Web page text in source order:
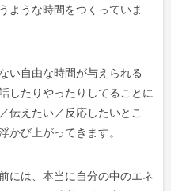
ような時間をつくっていま
い自由な時間が与えられる
したりやったりしてることに
伝えたい／反応したいとこ
かび上がってきます。
には、本当に自分の中のエネ